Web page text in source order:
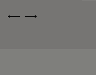
Previous
Next